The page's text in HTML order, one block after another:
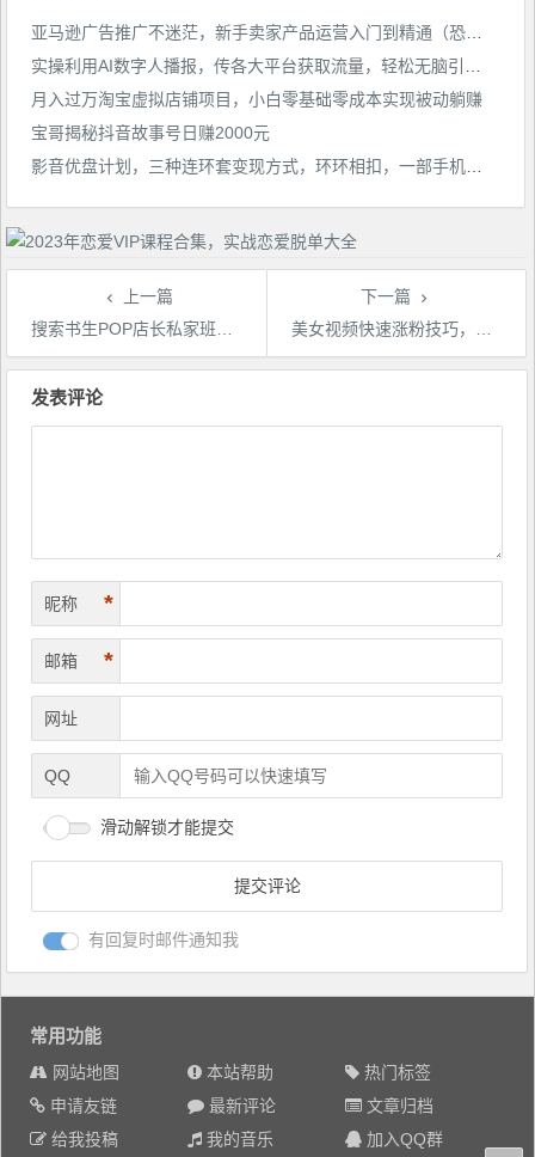
亚马逊广告推广不迷茫，新手卖家产品运营入门到精通（恐龙跨境电商）
实操利用AI数字人播报，传各大平台获取流量，轻松无脑引流变现【视频课程】
月入过万淘宝虚拟店铺项目，小白零基础零成本实现被动躺赚
宝哥揭秘抖音故事号日赚2000元
影音优盘计划，三种连环套变现方式，环环相扣，一部手机就能实现日入300+【揭秘】
上一篇
搜索书生POP店长私家班培训录播课56期7月课，京东搜推与爆款打造技巧，站内外广告高ROI投放打法
下一篇
美女视频快速涨粉技巧，卖丝袜变现一天收割4位数，全程详细保姆级拆解
文
发表评论
昵称 *
邮箱 *
网址
QQ
滑动解锁才能提交
有回复时邮件通知我
常用功能
网站地图 本站帮助
热门标签
申请友链
最新评论
文章归档
给我投稿
我的音乐 加入QQ群